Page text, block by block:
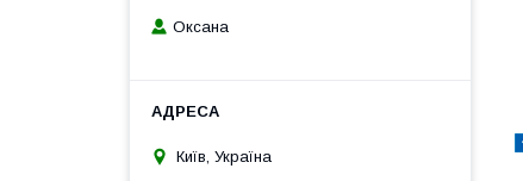
Оксана
Київ, Україна